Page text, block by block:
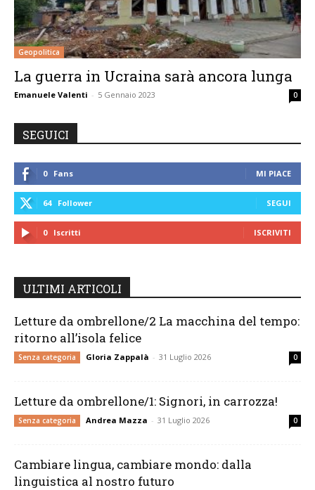
Geopolitica
La guerra in Ucraina sarà ancora lunga
Emanuele Valenti - 5 Gennaio 2023 0
SEGUICI
0 Fans MI PIACE
64 Follower SEGUI
0 Iscritti ISCRIVITI
ULTIMI ARTICOLI
Letture da ombrellone/2 La macchina del tempo:
ritorno all’isola felice
Senza categoria Gloria Zappalà - 31 Luglio 2026 0
Letture da ombrellone/1: Signori, in carrozza!
Senza categoria Andrea Mazza - 31 Luglio 2026 0
Cambiare lingua, cambiare mondo: dalla
linguistica al nostro futuro